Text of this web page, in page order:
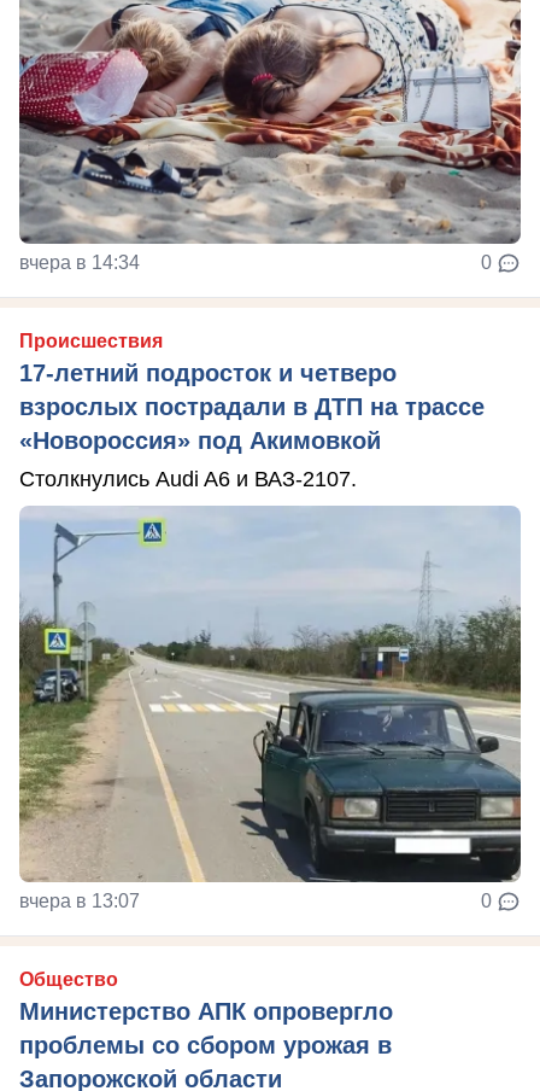
вчера в 14:34 0
Происшествия
17-летний подросток и четверо
взрослых пострадали в ДТП на трассе
«Новороссия» под Акимовкой
Столкнулись Audi A6 и ВАЗ-2107.
вчера в 13:07 0
Общество
Министерство АПК опровергло
проблемы со сбором урожая в
Запорожской области